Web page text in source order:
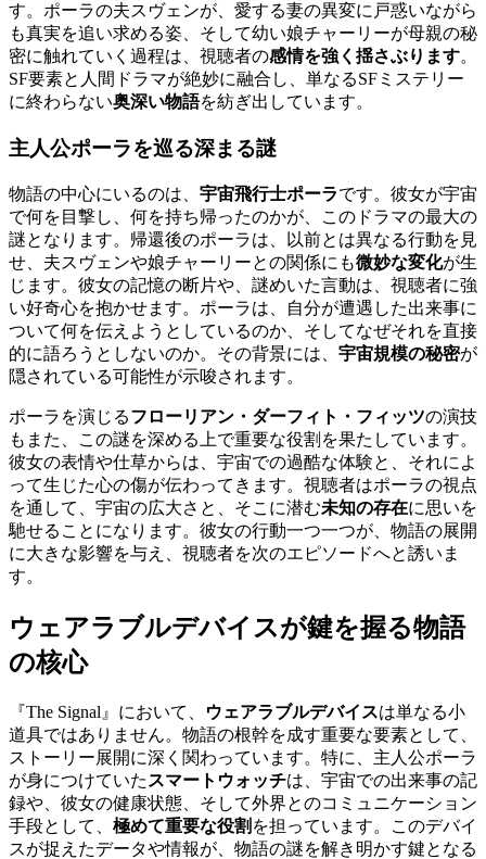
す。ポーラの夫スヴェンが、愛する妻の異変に戸惑いながら
も真実を追い求める姿、そして幼い娘チャーリーが母親の秘
密に触れていく過程は、視聴者の感情を強く揺さぶります。
SF要素と人間ドラマが絶妙に融合し、単なるSFミステリー
に終わらない奥深い物語を紡ぎ出しています。
主人公ポーラを巡る深まる謎
物語の中心にいるのは、 宇宙飛行士ポーラです。彼女が宇宙
で何を目撃し、何を持ち帰ったのかが、このドラマの最大の
謎となります。帰還後のポーラは、以前とは異なる行動を見
せ、夫スヴェンや娘チャーリーとの関係にも微妙な変化が生
じます。彼女の記憶の断片や、謎めいた言動は、視聴者に強
い好奇心を抱かせます。ポーラは、自分が遭遇した出来事に
ついて何を伝えようとしているのか、そしてなぜそれを直接
的に語ろうとしないのか。その背景には、 宇宙規模の秘密が
隠されている可能性が示唆されます。
ポーラを演じるフローリアン・ダーフィト・フィッツの演技
もまた、この謎を深める上で重要な役割を果たしています。
彼女の表情や仕草からは、宇宙での過酷な体験と、それによ
って生じた心の傷が伝わってきます。視聴者はポーラの視点
を通して、宇宙の広大さと、そこに潜む未知の存在に思いを
馳せることになります。彼女の行動一つ一つが、物語の展開
に大きな影響を与え、視聴者を次のエピソードへと誘いま
す。
ウェアラブルデバイスが鍵を握る物語
の核心
『The Signal』において、 ウェアラブルデバイスは単なる小
道具ではありません。物語の根幹を成す重要な要素として、
ストーリー展開に深く関わっています。特に、主人公ポーラ
が身につけていた スマートウォッチは、宇宙での出来事の記
録や、彼女の健康状態、そして外界とのコミュニケーション
手段として、 極めて重要な役割 を担っています。このデバイ
スが捉えたデータや情報が、物語の謎を解き明かす鍵となる